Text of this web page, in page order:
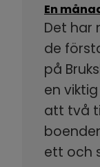
En
Det har
de
på
en
att två
ett och